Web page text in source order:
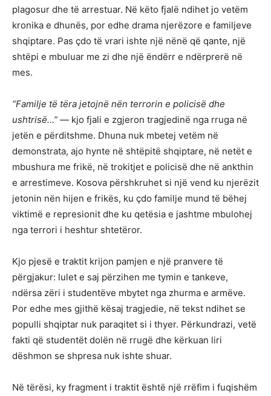
plagosur dhe të arrestuar. Në këto fjalë ndihet jo vetëm
kronika e dhunës, por edhe drama njerëzore e familjeve
shqiptare. Pas çdo të vrari ishte një nënë që qante, një
shtëpi e mbuluar me zi dhe një ëndërr e ndërprerë në
mes.
“Familje të tëra jetojnë nën terrorin e policisë dhe
ushtrisë…” — kjo fjali e zgjeron tragjedinë nga rruga në
jetën e përditshme. Dhuna nuk mbetej vetëm në
demonstrata, ajo hynte në shtëpitë shqiptare, në netët e
mbushura me frikë, në trokitjet e policisë dhe në ankthin
e arrestimeve. Kosova përshkruhet si një vend ku njerëzit
jetonin nën hijen e frikës, ku çdo familje mund të bëhej
viktimë e represionit dhe ku qetësia e jashtme mbulohej
nga terrori i heshtur shtetëror.
Kjo pjesë e traktit krijon pamjen e një pranvere të
përgjakur: lulet e saj përzihen me tymin e tankeve,
ndërsa zëri i studentëve mbytet nga zhurma e armëve.
Por edhe mes gjithë kësaj tragjedie, në tekst ndihet se
populli shqiptar nuk paraqitet si i thyer. Përkundrazi, vetë
fakti që studentët dolën në rrugë dhe kërkuan liri
dëshmon se shpresa nuk ishte shuar.
Në tërësi, ky fragment i traktit është një rrëfim i fuqishëm